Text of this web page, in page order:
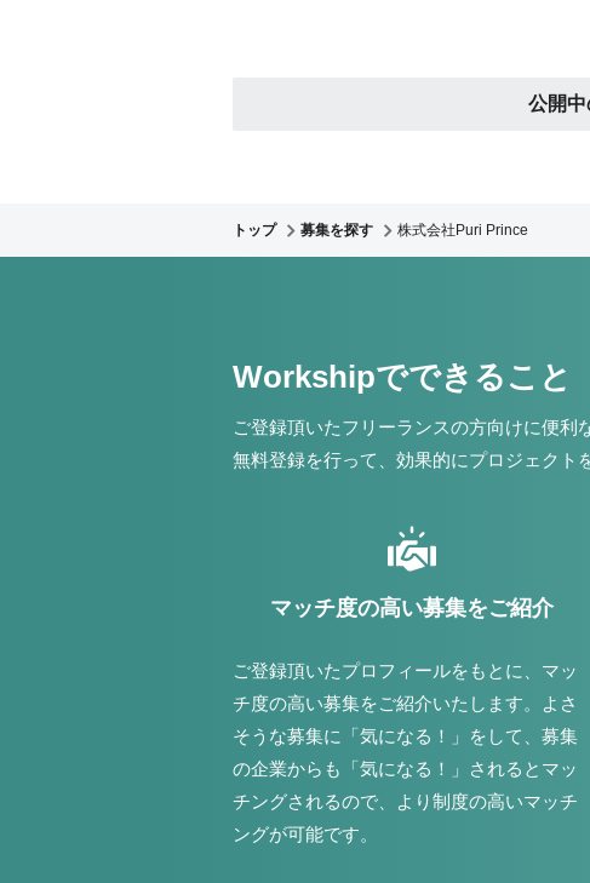
公開中
トップ 募集を探す 株式会社Puri Prince
Workshipでできること
ご登録頂いたフリーランスの方向けに便利
無料登録を行って、効果的にプロジェクト
マッチ度の高い募集をご紹介
ご登録頂いたプロフィールをもとに、マッ
チ度の高い募集をご紹介いたします。よさ
そうな募集に「気になる！」をして、募集
の企業からも「気になる！」されるとマッ
チングされるので、より制度の高いマッチ
ングが可能です。